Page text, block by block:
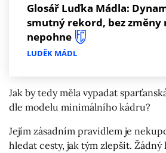
Glosář Luďka Mádla:
smutný rekord, bez změny
nepohne
LUDĚK MÁDL
Jak by tedy měla vypadat
dle modelu minimálního kádru?
Jejím zásadním pravidlem je
hledat cesty, jak tým zlepšit.